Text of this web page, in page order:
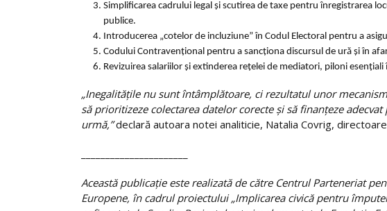
Simplificarea cadrului legal și scutirea de taxe pentru înregistrarea
publice.
Introducerea „cotelor de incluziune” în Codul Electoral pentru a
Codului Contravențional pentru a sancționa discursul de ură și în
Revizuirea salariilor și extinderea rețelei de mediatori, piloni
„Inegalitățile nu sunt întâmplătoare, ci rezultatul unor
să prioritizeze colectarea datelor corecte și să finanțeze
urmă,”declară autoara notei analiticie, Natalia Covrig,
Această publicație este realizată de către Centrul Parteneriat
Europene, în cadrul proiectului „Implicarea civică pentru